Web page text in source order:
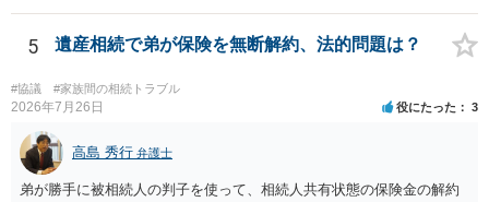
理証明を家庭裁判所で取得し、コピーを答弁書に添えて裁判所に提出
してください。 質問２について 請求棄却を求める答弁書を提出すれ
があり出席できない）との記載で十分です。 質問３について 弁護士で
はないので、ｍｉｎｔｓでの提出の必要は無いと思います。郵送（期
限までに届けばよい）で十分です。 詳細は、書面記載の裁判所書記官
にお問い合わせください。 以上、ご参考まで。
5 遺産相続で弟が保険を無断解約、法的問題は？
#協議 #家族間の相続トラブル
2026年7月26日 役にたった 3
高島 秀行 弁護士
弟が勝手に被相続人の判子を使って、相続人共有状態の保険金の解約